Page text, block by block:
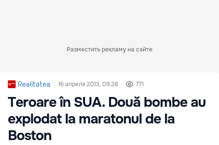
Разместить рекламу на сайте
Realitatea 16 апреля 2013, 09:28 771
Teroare în SUA. Două bombe au
explodat la maratonul de la
Boston